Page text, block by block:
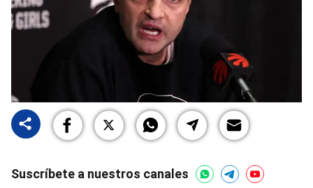
Suscríbete a nuestros canales